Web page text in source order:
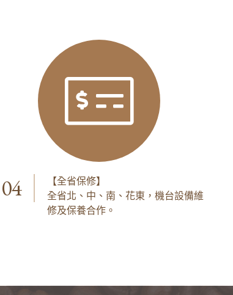
04
【全省保修】
全省北、中、南、花東，機台設備維
修及保養合作。